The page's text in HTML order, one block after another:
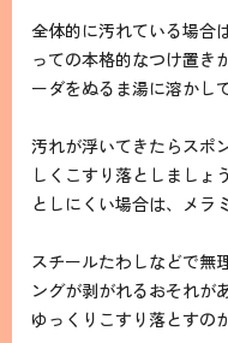
全体的に汚れている場合
っての本格的なつけ置き
ーダをぬるま湯に溶かし
汚れが浮いてきたらスポ
しくこすり落としましょ
としにくい場合は、メラ
スチールたわしなどで無
ングが剥がれるおそれが
ゆっくりこすり落とすの